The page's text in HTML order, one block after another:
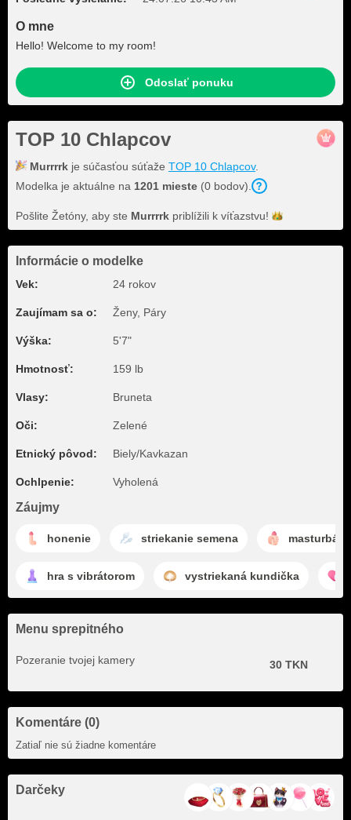
O mne
Hello! Welcome to my room!
Odoslať ponuku
TOP 10 Chlapcov
Murrrrk je súčasťou súťaže TOP 10 Chlapcov.
Modelka je aktuálne na 1201 mieste (0 bodov).
Pošlite Žetóny, aby ste Murrrrk priblížili k víťazstvu!
Informácie o modelke
Vek: 24 rokov
Zaujímam sa o: Ženy, Páry
Výška: 5'7"
Hmotnosť: 159 lb
Vlasy: Bruneta
Oči: Zelené
Etnický pôvod: Biely/Kavkazan
Ochlpenie: Vyholená
Záujmy
honenie striekanie semena
hra s vibrátorom vystriekaná kundička
Menu sprepitného
Pozeranie tvojej kamery 30 TKN
Komentáre (0)
Zatiaľ nie sú žiadne komentáre
Darčeky